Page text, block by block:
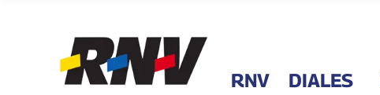
RNV DIALES